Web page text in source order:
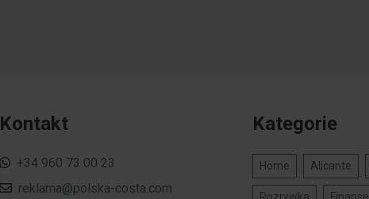
Kontakt
+34 960 73 00 23
reklama@polska-costa.com
Kategorie
Home Alicante
Rozrywka Finanse